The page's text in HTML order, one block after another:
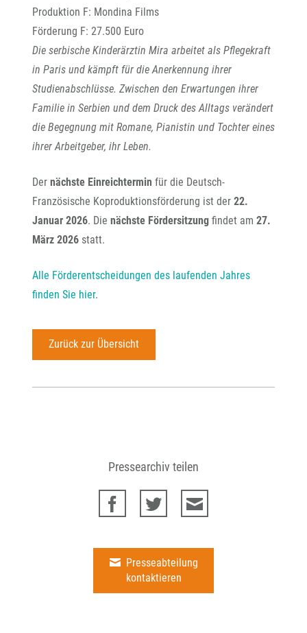
Produktion F: Mondina Films
Förderung F: 27.500 Euro
Die serbische Kinderärztin Mira arbeitet als Pflegekraft
in Paris und kämpft für die Anerkennung ihrer
Studienabschlüsse. Zwischen den Erwartungen ihrer
Familie in Serbien und dem Druck des Alltags verändert
die Begegnung mit Romane, Pianistin und Tochter eines
ihrer Arbeitgeber, ihr Leben.
Der nächste Einreichtermin für die Deutsch-
Französische Koproduktionsförderung ist der 22.
Januar 2026. Die nächste Fördersitzung findet am 27.
März 2026 statt.
Alle Förderentscheidungen des laufenden Jahres
finden Sie hier.
Zurück zur Übersicht
Pressearchiv teilen
Presseabteilung
kontaktieren